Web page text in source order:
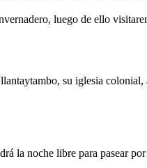
luego de ello
su iglesia
la noche libre para pasear